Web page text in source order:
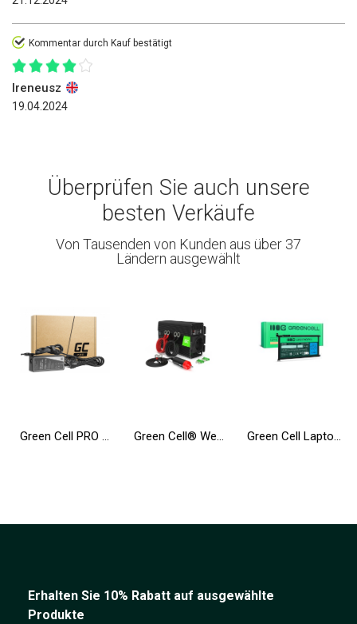
Kommentar durch Kauf bestätigt
Ireneusz
19.04.2024
Überprüfen Sie auch unsere
besten Verkäufe
Von Tausenden von Kunden aus über 37
Ländern ausgewählt
Green Cell PRO ® Netzteil / Ladegerät für Laptop Toshiba Satellite A200 L350 A300 A500 A505 A350D A660 L350 L300D Green Cell® Wechselrichter Spannungswandler 24V auf 230V 500W/1000W Reiner sinus Green Cell Laptop Akku WDX0R WDXOR für Dell Inspiron 13 5368 5378 5379 14 5482 15 5565 5567 5568 5570 5578 5579 7560 17 5770
Erhalten Sie 10% Rabatt auf ausgewählte
Produkte